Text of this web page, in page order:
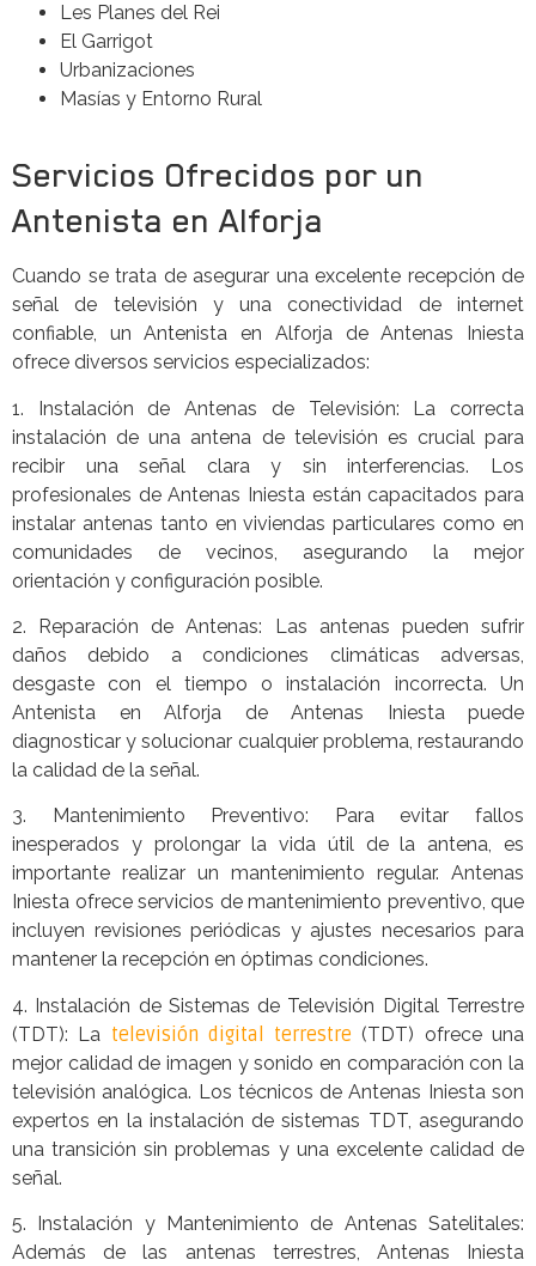
Les Planes del Rei
El Garrigot
Urbanizaciones
Masías y Entorno Rural
Servicios Ofrecidos por un
Antenista en Alforja
Cuando se trata de asegurar una excelente recepción de
señal de televisión y una conectividad de internet
confiable, un Antenista en Alforja de Antenas Iniesta
ofrece diversos servicios especializados:
1. Instalación de Antenas de Televisión: La correcta
instalación de una antena de televisión es crucial para
recibir una señal clara y sin interferencias. Los
profesionales de Antenas Iniesta están capacitados para
instalar antenas tanto en viviendas particulares como en
comunidades de vecinos, asegurando la mejor
orientación y configuración posible.
2. Reparación de Antenas: Las antenas pueden sufrir
daños debido a condiciones climáticas adversas,
desgaste con el tiempo o instalación incorrecta. Un
Antenista en Alforja de Antenas Iniesta puede
diagnosticar y solucionar cualquier problema, restaurando
la calidad de la señal.
3. Mantenimiento Preventivo: Para evitar fallos
inesperados y prolongar la vida útil de la antena, es
importante realizar un mantenimiento regular. Antenas
Iniesta ofrece servicios de mantenimiento preventivo, que
incluyen revisiones periódicas y ajustes necesarios para
mantener la recepción en óptimas condiciones.
4. Instalación de Sistemas de Televisión Digital Terrestre
(TDT): La televisión digital terrestre (TDT) ofrece una
mejor calidad de imagen y sonido en comparación con la
televisión analógica. Los técnicos de Antenas Iniesta son
expertos en la instalación de sistemas TDT, asegurando
una transición sin problemas y una excelente calidad de
señal.
5. Instalación y Mantenimiento de Antenas Satelitales:
Además de las antenas terrestres, Antenas Iniesta